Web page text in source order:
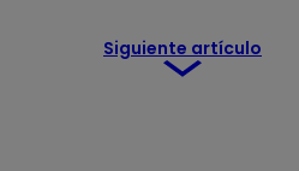
Siguiente artículo